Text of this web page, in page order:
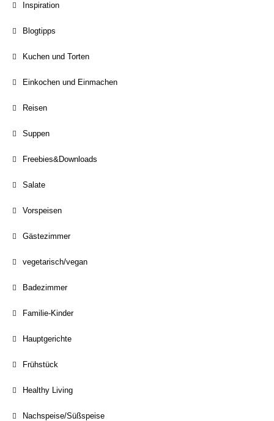
Inspiration
Blogtipps
Kuchen und Torten
Einkochen und Einmachen
Reisen
Suppen
Freebies&Downloads
Salate
Vorspeisen
Gästezimmer
vegetarisch/vegan
Badezimmer
Familie-Kinder
Hauptgerichte
Frühstück
Healthy Living
Nachspeise/Süßspeise